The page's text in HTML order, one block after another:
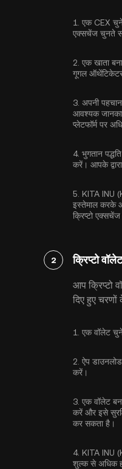
1. एक CEX
एक्सचेंज चुनते
2. एक खाता
गूगल
3. अपनी
आवश्यक
प्लेटफॉर्म पर
4. भुगतान
करें। आपके
5. KITA INU
इस्तेमाल करके
क्रिप्टो
2 क्रिप्टो
आप क्रिप्टो
दिए हुए
1. एक वॉलेट
2. ऐप
करें।
3. एक वॉलेट
करें और इसे
कर सकता है।
4. KITA INU
शुल्क से अधिक